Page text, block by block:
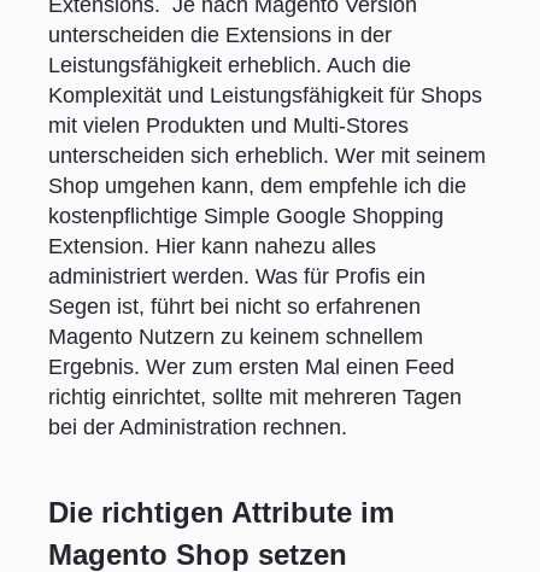
Extensions. Je nach Magento Version
unterscheiden die Extensions in der
Leistungsfähigkeit erheblich. Auch die
Komplexität und Leistungsfähigkeit für Shops
mit vielen Produkten und Multi-Stores
unterscheiden sich erheblich. Wer mit seinem
Shop umgehen kann, dem empfehle ich die
kostenpflichtige Simple Google Shopping
Extension. Hier kann nahezu alles
administriert werden. Was für Profis ein
Segen ist, führt bei nicht so erfahrenen
Magento Nutzern zu keinem schnellem
Ergebnis. Wer zum ersten Mal einen Feed
richtig einrichtet, sollte mit mehreren Tagen
bei der Administration rechnen.
Die richtigen Attribute im
Magento Shop setzen